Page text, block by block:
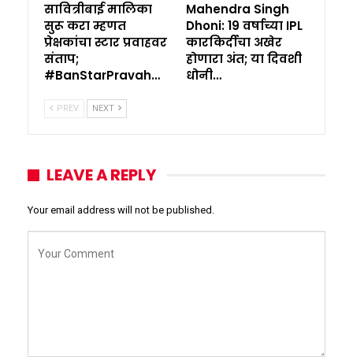
सावित्रीबाई मालिका
सुरू करा म्हणत
प्रेक्षकांचा स्टार प्रवाहवर
संताप;
#BanStarPravah…
Mahendra Singh
Dhoni: 19 वर्षाच्या IPL
कारकिर्दीचा अखेर
होणारा अंत; या दिवशी
धोनी…
PREV NEXT
LEAVE A REPLY
Your email address will not be published.